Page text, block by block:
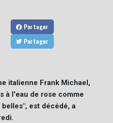
Partager
Partager
italienne Frank Michael,
à l'eau de rose comme
est décédé, a